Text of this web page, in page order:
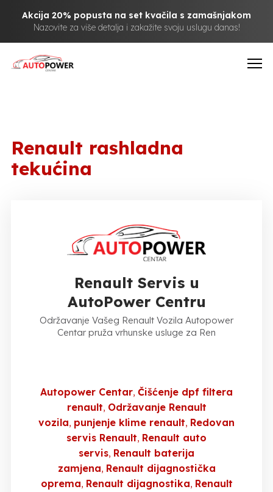
Akcija 20% popusta na set kvačila s zamašnjakom
Nazovite za više detalja i zakažite svoju uslugu danas!
Renault rashladna
tekućina
Renault Servis u
AutoPower Centru
Održavanje Vašeg Renault Vozila Autopower
Centar pruža vrhunske usluge za Ren
Autopower Centar Čišćenje dpf filtera
renault Održavanje Renault
vozila punjenje klime renault Redovan
servis Renault Renault auto
servis Renault baterija
zamjena Renault dijagnostička
oprema Renault dijagnostika Renault